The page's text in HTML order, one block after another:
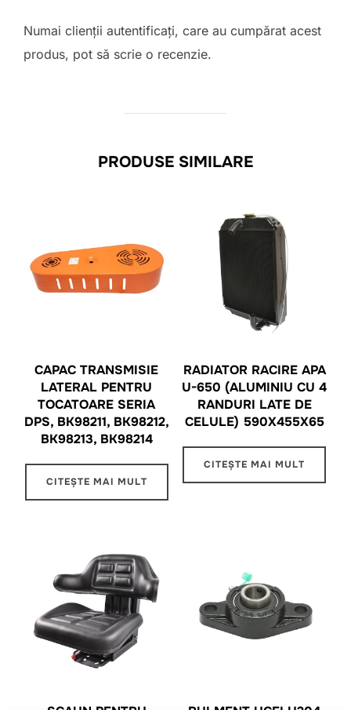
Numai clienții autentificați, care au cumpărat acest
produs, pot să scrie o recenzie.
PRODUSE SIMILARE
CAPAC TRANSMISIE
LATERAL PENTRU
TOCATOARE SERIA
DPS, BK98211, BK98212,
BK98213, BK98214
CITEȘTE MAI MULT
RADIATOR RACIRE APA
U-650 (ALUMINIU CU 4
RANDURI LATE DE
CELULE) 590X455X65
CITEȘTE MAI MULT